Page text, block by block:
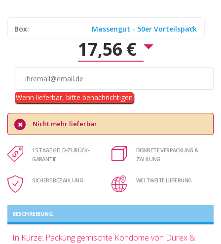
Box: Massengut - 50er Vorteilspack
17,56 €
Wenn lieferbar, bitte benachrichtigen
Nicht mehr lieferbar
15 TAGE GELD-ZURÜCK-
GARANTIE
DISKRETE VERPACKUNG &
ZAHLUNG
SICHERE BEZAHLUNG WELTWEITE LIEFERUNG
BESCHREIBUNG
In Kürze: Packung gemischte Kondome von Durex &